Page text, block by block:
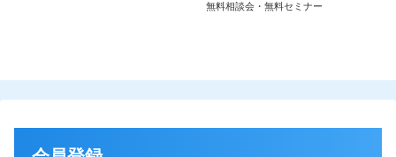
無料相談会・無料セミナー